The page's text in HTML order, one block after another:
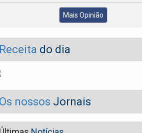
Mais Opinião
do dia
nossos Jornais